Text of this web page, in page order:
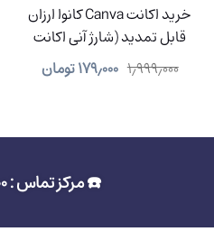
خرید اکانت Canva کانوا ارزان
قابل تمدید (شارژ آنی اکانت
شما) ۱٫۹۹۹٫۰۰۰ ۱۷۹٫۰۰۰تومان
☎️ مرکز تماس : 91094400-021